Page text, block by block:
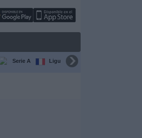
Serie A Ligue 1